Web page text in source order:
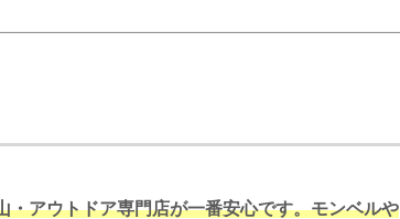
アウトドア専門店が一番安心です。モンベルや